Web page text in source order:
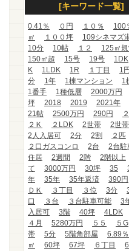
[キーワード一覧]
0.41％ ０円 １０％ 100
㎡
１００坪
109シネマズ
10分
10帖 １２
125㎡規
150㎡超
15号 19号 1DK
K
1LDK 1R １丁目 1円
分
1年 1棟マンション
1
1番手
1種低層 2000万円
坪
2018 2019 2021年
21帖
2500万円 290円
２Ｋ
２LDK 2世帯
2世
2人入居可
2分 2割 ２匹
２口ガスコンロ
2台 2台駐
住居
2週間 2階 2階以上
て
3000万円 30坪 35
年
35年 35年返済 390円
ＤＫ
３丁目 ３位 3分
口
３台 ３台駐車可能 3
入居可
3階 40坪 4LDK
４月
5280万円 ５５ ５G
帯
5分 5階角部屋 6.89％
㎡
60坪 67坪 ６丁目